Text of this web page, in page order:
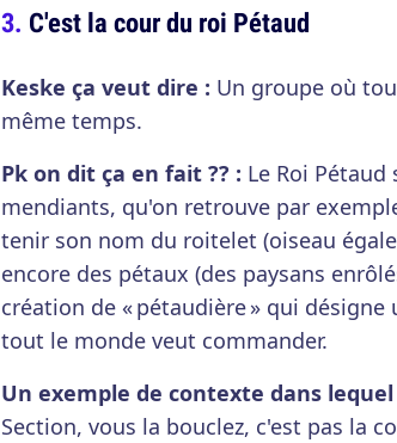
C'est la cour du roi Pétaud
Keske ça veut dire : Un groupe où
même temps.
Pk on dit ça en fait ?? : Le Roi
mendiants, qu'on retrouve par
tenir son nom du roitelet (oiseau
encore des pétaux (des paysans
création de « pétaudière » qui
tout le monde veut commander.
Un exemple de contexte dans
Section, vous la bouclez, c'est pas la